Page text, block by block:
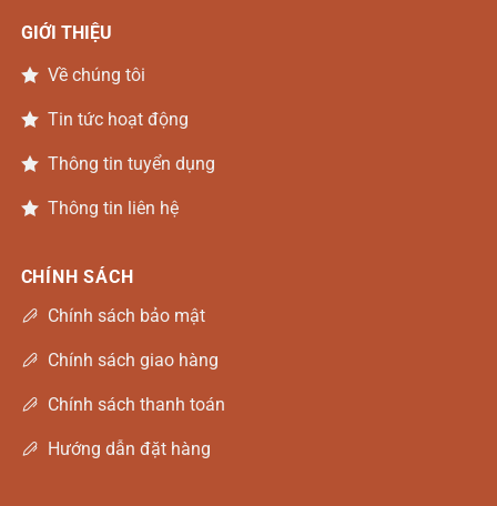
GIỚI THIỆU
Về chúng tôi
Tin tức hoạt động
Thông tin tuyển dụng
Thông tin liên hệ
CHÍNH SÁCH
Chính sách bảo mật
Chính sách giao hàng
Chính sách thanh toán
Hướng dẫn đặt hàng